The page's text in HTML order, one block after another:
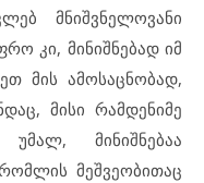
მნიშვნელოვანი
კი, მინიშნებად იმ
მის ამოსაცნობად,
მისი რამდენიმე
მინიშნებაა
მეშვეობითაც